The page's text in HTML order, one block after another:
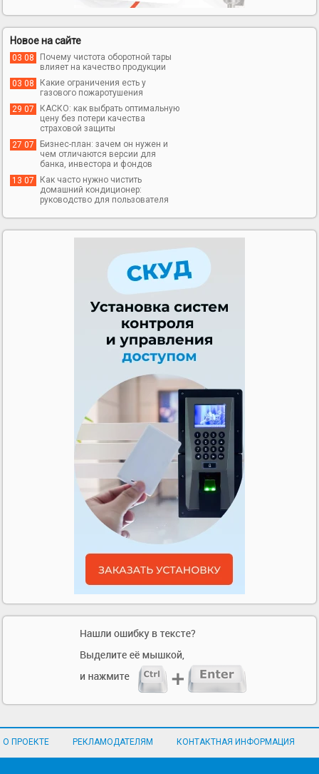
Новое на сайте
03 08
Почему чистота оборотной тары
влияет на качество продукции
03 08
Какие ограничения есть у
газового пожаротушения
29 07
КАСКО: как выбрать оптимальную
цену без потери качества
страховой защиты
27 07
Бизнес-план: зачем он нужен и
чем отличаются версии для
банка, инвестора и фондов
13 07
Как часто нужно чистить
домашний кондиционер:
руководство для пользователя
О ПРОЕКТЕ РЕКЛАМОДАТЕЛЯМ КОНТАКТНАЯ ИНФОРМАЦИЯ